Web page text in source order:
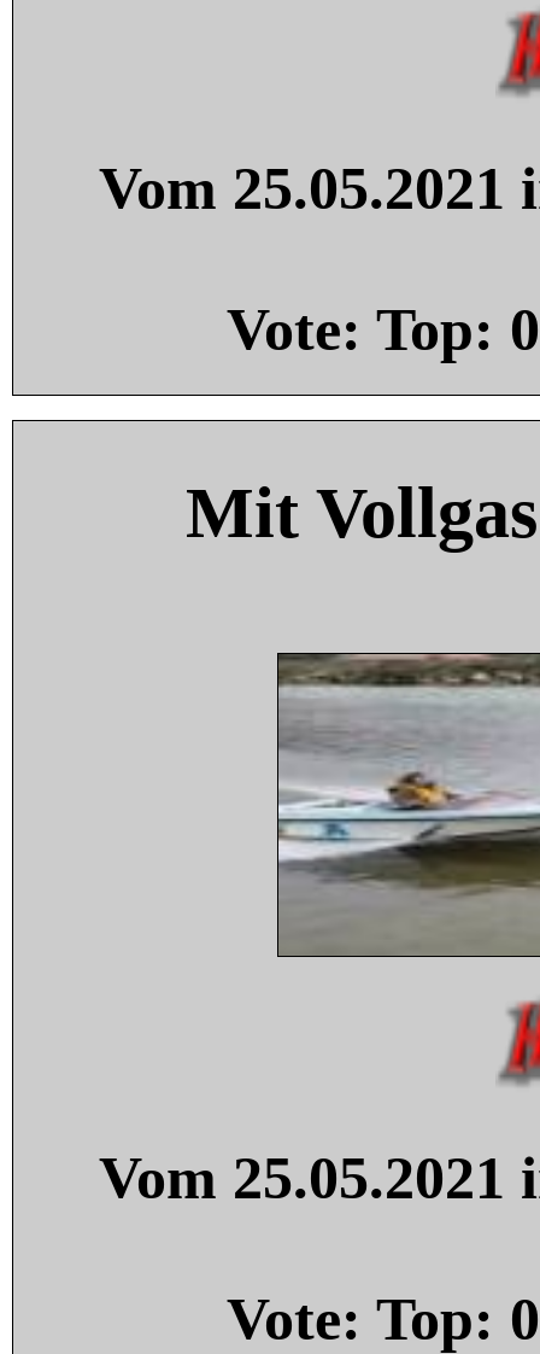
Vom
Vote: Top: 0
Mit
Vom
Vote: Top: 0